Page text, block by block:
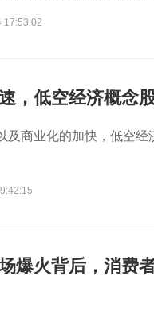
终以消费者鉴定难或举证
17:53:02
，低空经济概念
及商业化的加快，低空
爆火背后，消费